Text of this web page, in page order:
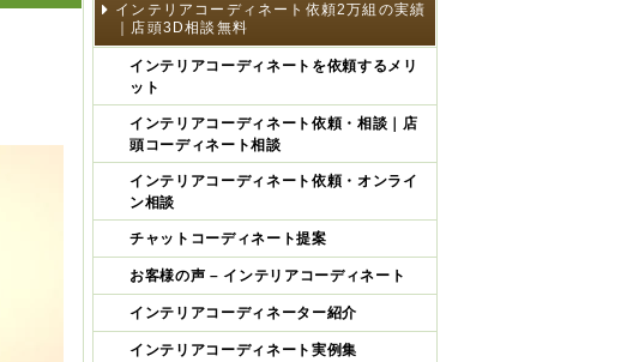
インテリアコーディネート依頼2万組の実績
｜店頭3D相談無料
インテリアコーディネートを依頼するメリ
ット
インテリアコーディネート依頼・相談｜店
頭コーディネート相談
インテリアコーディネート依頼・オンライ
ン相談
チャットコーディネート提案
お客様の声 – インテリアコーディネート
インテリアコーディネーター紹介
インテリアコーディネート実例集